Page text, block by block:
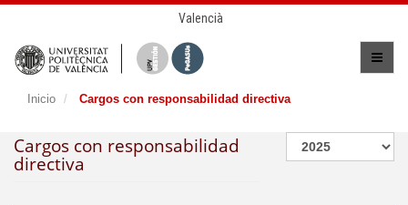
Valencià
Inicio Cargos con responsabilidad directiva
Cargos con responsabilidad
directiva